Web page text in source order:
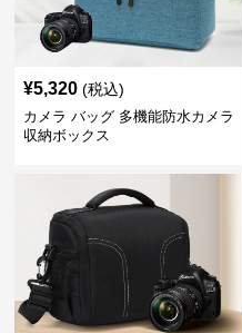
¥5,320 (税込)
カメラ バッグ 多機能防水カメラ
収納ボックス